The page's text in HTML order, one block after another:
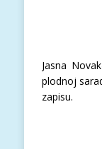
Jasna
plodnoj
zapisu.